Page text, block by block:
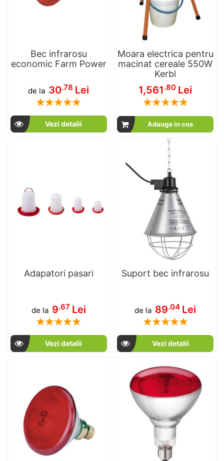
Bec infrarosu
economic Farm Power
de la 30.78 Lei
Rating:
Vezi detalii
Moara electrica pentru
macinat cereale 550W
Kerbl
1,561.80 Lei
Rating:
Adauga in cos
Adapatori pasari
de la 9.67 Lei
Rating:
Vezi detalii
Suport bec infrarosu
de la 89.04 Lei
Rating:
Vezi detalii